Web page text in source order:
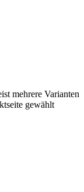
mehrere Varianten
gewählt